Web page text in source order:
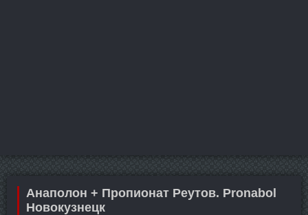
Анаполон + Пропионат Реутов. Pronabol
Новокузнецк